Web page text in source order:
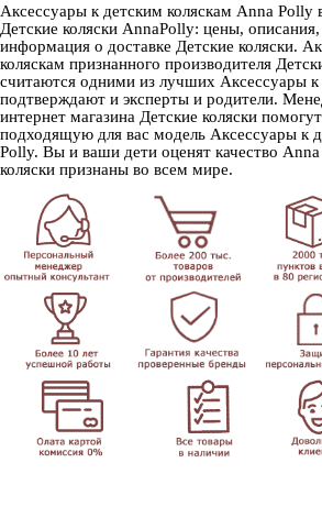
Аксессуары к детским коляскам Anna Polly
Детские коляски AnnaPolly: цены,
информация о доставке Детские коляски.
коляскам признанного производителя
считаются одними из лучших Аксессуары к
подтверждают и эксперты и родители.
интернет магазина Детские коляски
подходящую для вас модель Аксессуары к
Polly. Вы и ваши дети оценят качество Anna
коляски признаны во всем мире.